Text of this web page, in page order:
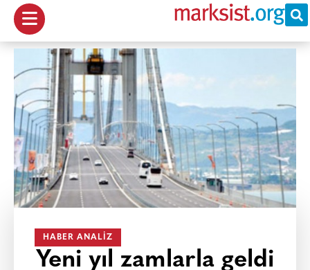
HABER ANALIZ
Yeni yıl zamlarla geldi